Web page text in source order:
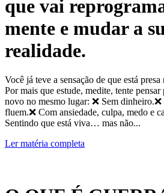
que vai
mente e mudar a
realidade.
Você já teve a sensação de que está
Por mais que estude, medite, tente
novo no mesmo lugar: ❌ Sem
fluem.❌ Com ansiedade, culpa, medo e
Sentindo que está viva… mas não...
Ler matéria completa